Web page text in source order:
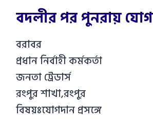
বদলীর পর পুনরায়
বরাবর
প্রধান নির্বাহী কর্মকর্তা
জনতা ট্রেডার্স
রংপুর শাখা,রংপুর
বিষয়ঃযোগদান প্রসঙ্গে